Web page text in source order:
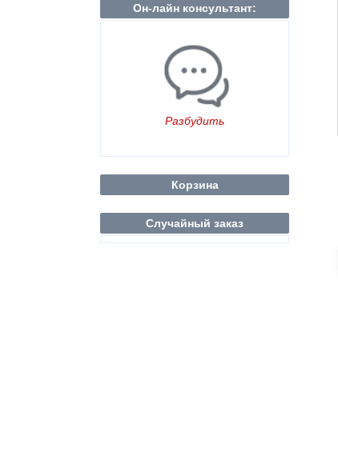
Он-лайн консультант:
Разбудить
Корзина
Случайный заказ